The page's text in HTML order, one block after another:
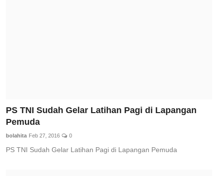
PS TNI Sudah Gelar Latihan Pagi di Lapangan
Pemuda
bolahita Feb 27, 2016 0
PS TNI Sudah Gelar Latihan Pagi di Lapangan Pemuda